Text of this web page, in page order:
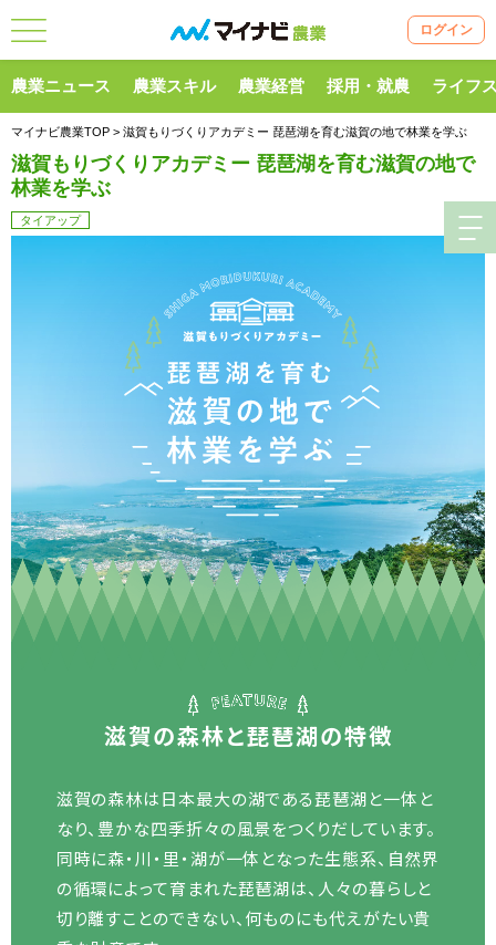
ログイン
農業ニュース 農業スキル 農業経営 採用・就農 ライフ
マイナビ農業TOP > 滋賀もりづくりアカデミー 琵琶湖を育む滋賀の地で林業を学ぶ
滋賀もりづくりアカデミー 琵琶湖を育む滋賀の地で
林業を学ぶ
タイアップ
滋賀の森林と琵琶湖の特徴
滋賀の森林は日本最大の湖である琵琶湖と一体と
なり、豊かな四季折々の風景をつくりだしています。
同時に森・川・里・湖が一体となった生態系、自然界
の循環によって育まれた琵琶湖は、人々の暮らしと
切り離すことのできない、何ものにも代えがたい貴